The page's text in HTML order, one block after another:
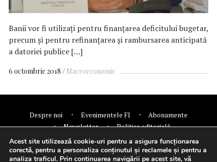
Banii vor fi utilizaţi pentru finanţarea deficitului bugetar,
precum şi pentru refinanţarea şi rambursarea anticipată
a datoriei publice […]
6 octombrie 2018 Macroeconomie
Despre noi Evenimentele FI
Abonamente
Newsletter
Politica editorială
Politica de confidentialitate
Contact
Publicitate
© 2026 Financial Intelligence.
Acest site utilizează cookie-uri pentru a asigura funcționarea
corectă, pentru a personaliza conținutul și reclamele și pentru a
analiza traficul. Prin continuarea navigării pe acest site, vă